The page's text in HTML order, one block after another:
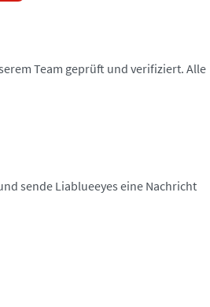
Team geprüft und verifiziert. Alle
sende Liablueeyes eine Nachricht